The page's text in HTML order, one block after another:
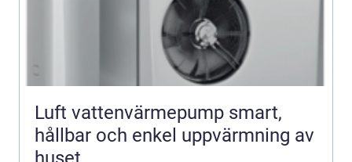
Luft vattenvärmepump smart,
hållbar och enkel uppvärmning av